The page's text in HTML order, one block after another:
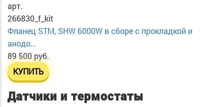
арт.
266830_f_kit
Фланец STM, SHW 6000W в сборе с прокладкой и
анодо...
89 500 руб.
КУПИТЬ
Датчики и термостаты